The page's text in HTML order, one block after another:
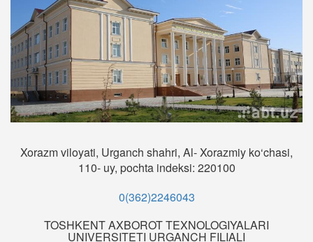
Xorazm viloyati, Urganch shahri, Al- Xorazmiy ko‘chasi,
110- uy, pochta indeksi: 220100
0(362)2246043
TOSHKENT AXBOROT TEXNOLOGIYALARI
UNIVERSITETI URGANCH FILIALI